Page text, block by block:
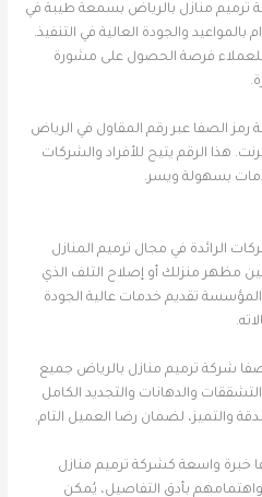
منازل بالرياض بسمعة طيبة في
والجودة العالية في التنفيذ.
للعملاء فرصة الحصول على مشورة
الصفا عبر رقم المقاول في الرياض
هذا الرقم يتيح للأفراد والشركات
بسهولة ويسر.
الرائدة في مجال ترميم المنازل
مظهر منزلك أو إصلاح التلف الذي
تقديم خدمات عالية الجودة
شركة ترميم منازل بالرياض جميع
والدهانات والتجديد الكامل
والتميز، لضمان رضا العميل التام.
خبرة واسعة كشركة ترميم منازل
بأدق التفاصيل، يُمكن